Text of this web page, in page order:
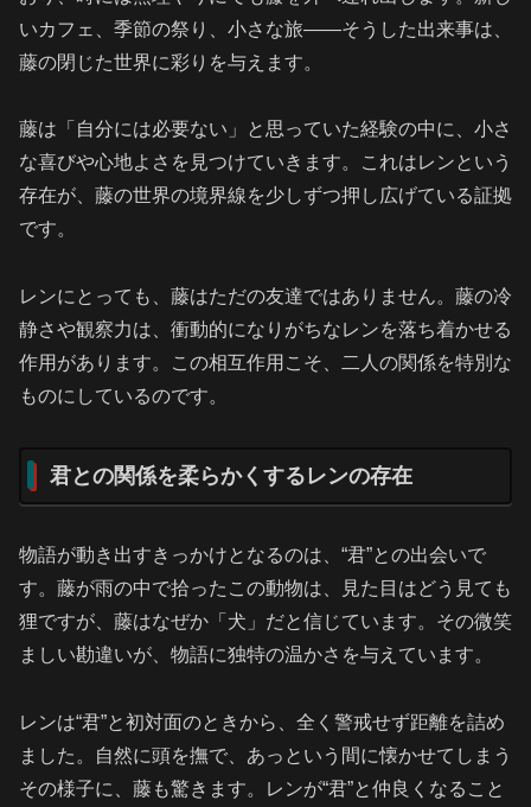
いカフェ、季節の祭り、小さな旅——そうした出来事は、
藤の閉じた世界に彩りを与えます。
藤は「自分には必要ない」と思っていた経験の中に、小さ
な喜びや心地よさを見つけていきます。これはレンという
存在が、藤の世界の境界線を少しずつ押し広げている証拠
です。
レンにとっても、藤はただの友達ではありません。藤の冷
静さや観察力は、衝動的になりがちなレンを落ち着かせる
作用があります。この相互作用こそ、二人の関係を特別な
ものにしているのです。
君との関係を柔らかくするレンの存在
物語が動き出すきっかけとなるのは、“君”との出会いで
す。藤が雨の中で拾ったこの動物は、見た目はどう見ても
狸ですが、藤はなぜか「犬」だと信じています。その微笑
ましい勘違いが、物語に独特の温かさを与えています。
レンは“君”と初対面のときから、全く警戒せず距離を詰め
ました。自然に頭を撫で、あっという間に懐かせてしまう
その様子に、藤も驚きます。レンが“君”と仲良くなること